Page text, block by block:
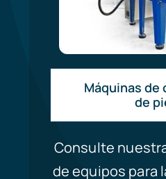
Máquinas
de
Consulte
de equipos para